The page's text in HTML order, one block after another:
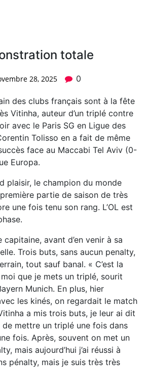
totale
28, 2025 0
des clubs français sont à la fête
Vitinha, auteur d’un triplé contre
avec le Paris SG en Ligue des
Tolisso en a fait de même
face au Maccabi Tel Aviv (0-
Europa.
plaisir, le champion du monde
première partie de saison de très
une fois tenu son rang. L’OL est
avant d’en venir à sa
Trois buts, sans aucun penalty,
tout sauf banal. « C’est la
que je mets un triplé, sourit
Munich. En plus, hier
les kinés, on regardait le match
a mis trois buts, je leur ai dit
de mettre un triplé une fois dans
fois. Après, souvent on met un
mais aujourd’hui j’ai réussi à
pénalty, mais je suis très très